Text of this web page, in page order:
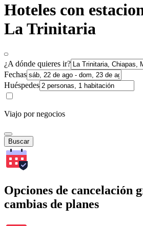
Hoteles con
La Trinitaria
¿A dónde quieres ir?
Fechas
Huéspedes
Viajo por negocios
Buscar
Opciones de cancelación
cambias de planes